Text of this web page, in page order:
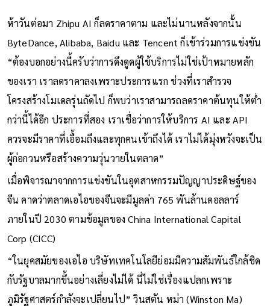
ห้าวันต่อมา Zhipu AI ก็ลดราคาตาม และไม่นานหลังจากนั้น
ByteDance, Alibaba, Baidu และ Tencent ก็เข้าร่วมการแข่งขัน
“ต้องบอกอย่างนี้ครับว่าการดึงดูดผู้ใช้บริการไม่ใช่เป้าหมายหลัก
ของเรา เราลดราคาลงเพราะประการแรก ช่วงที่เราสำรวจ
โครงสร้างโมเดลรุ่นถัดไป ก็พบว่าเราสามารถลดราคาต้นทุนให้ต่ำ
กว่านี้ได้อีก ประการที่สอง เราเชื่อว่าการให้บริการ AI และ API
ควรจะมีราคาที่เอื้อมถึงและทุกคนเข้าถึงได้ เราไม่ได้มุ่งหวังจะเป็น
ผู้ก่อกวนหรือสร้างความวุ่นวายในตลาด”
เมื่อพิจารณาจากการแข่งขันในอุตสาหกรรมปัญญาประดิษฐ์ของ
จีน คาดว่าตลาดเอไอของจีนจะมีมูลค่า 765 พันล้านดอลลาร์
ภายในปี 2030 ตามข้อมูลของ China International Capital
Corp (CICC)
“ในยุคสมัยของเอไอ บริษัทเทคโนโลยีย่อมมีความสัมพันธ์ใกล้ชิด
กับรัฐบาลมากขึ้นอย่างเลี่ยงไม่ได้ นี่ไม่ใช่เรื่องแปลกเพราะ
ภูมิรัฐศาสตร์กำลังจะเปลี่ยนไป” วินสตัน หม่า (Winston Ma)